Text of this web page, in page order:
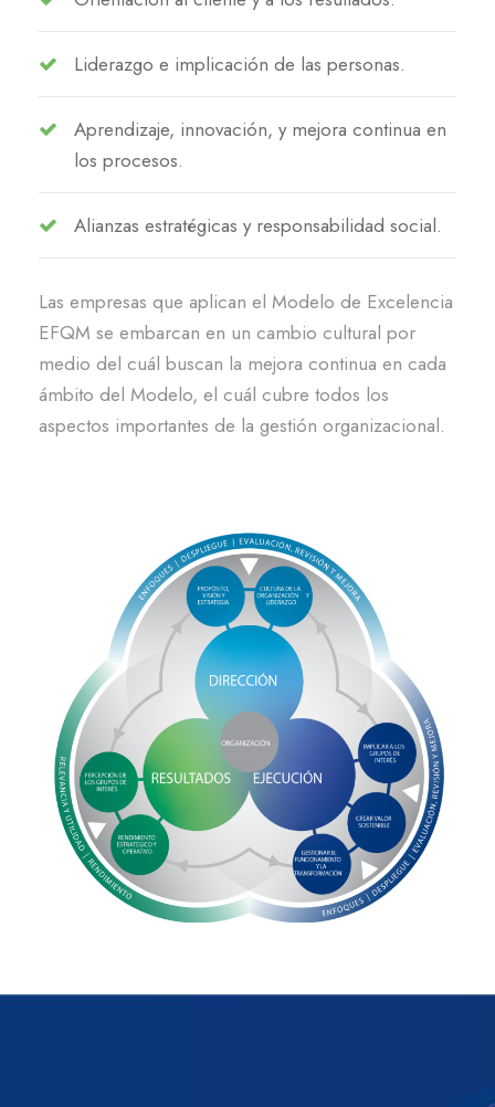
Liderazgo e implicación de las personas.
Aprendizaje, innovación, y mejora continua en
los procesos.
Alianzas estratégicas y responsabilidad social.
Las empresas que aplican el Modelo de Excelencia
EFQM se embarcan en un cambio cultural por
medio del cuál buscan la mejora continua en cada
ámbito del Modelo, el cuál cubre todos los
aspectos importantes de la gestión organizacional.